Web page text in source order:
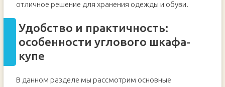
отличное решение для хранения одежды и обуви.
Удобство и практичность:
особенности углового шкафа-
купе
В данном разделе мы рассмотрим основные